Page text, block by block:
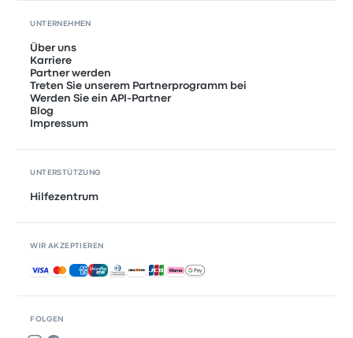
FOLGEN
UNTERNEHMEN
Über uns
Karriere
Partner werden
Treten Sie unserem Partnerprogramm bei
Werden Sie ein API-Partner
Blog
Impressum
UNTERSTÜTZUNG
Hilfezentrum
WIR AKZEPTIEREN
Akzeptierte Zahlungsmethoden